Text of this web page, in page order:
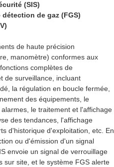
(SIS)
de gaz (FGS)
de haute précision
manomètre) conformes aux
complètes de
de surveillance, incluant
la régulation en boucle fermée,
des équipements, le
le traitement et l'affichage
des tendances, l'affichage
d'historique d'exploitation, etc. En
ou d'émission d'un signal
envoie un signal de verrouillage
sur site, et le système FGS alerte